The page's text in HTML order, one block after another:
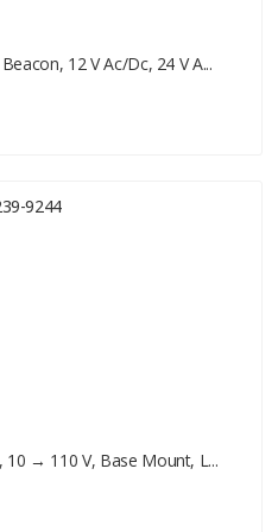
12 V Ac/dc, 24 V A...
10 → 110 V, Base Mount, L...